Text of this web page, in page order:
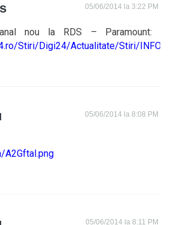
05/06/2014 la 3:22 PM
nou la RDS – Paramount:
Stiri/Digi24/Actualitate/Stiri/
05/06/2014 la 8:08 PM
A2Gftal.png
05/06/2014 la 8:11 PM